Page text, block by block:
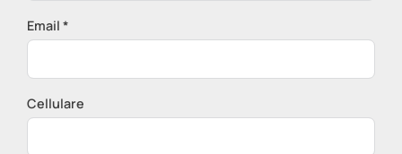
Email *
Cellulare